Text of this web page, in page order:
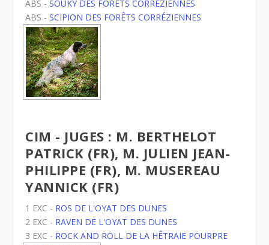
ABS -SOUKY DES FORÊTS CORRÉZIENNES
ABS -SCIPION DES FORÊTS CORRÉZIENNES
CIM - JUGES : M. BERTHELOT
PATRICK (FR), M. JULIEN JEAN-
PHILIPPE (FR), M. MUSEREAU
YANNICK (FR)
1 EXC - ROS DE L'OYAT DES DUNES
2 EXC - RAVEN DE L'OYAT DES DUNES
3 EXC - ROCK AND ROLL DE LA HÊTRAIE POURPRE